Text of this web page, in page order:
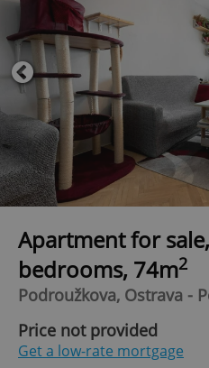
Apartment for
bedrooms, 74m2
Podroužkova, Ostrava -
Price not provided
Get a low-rate mortgage